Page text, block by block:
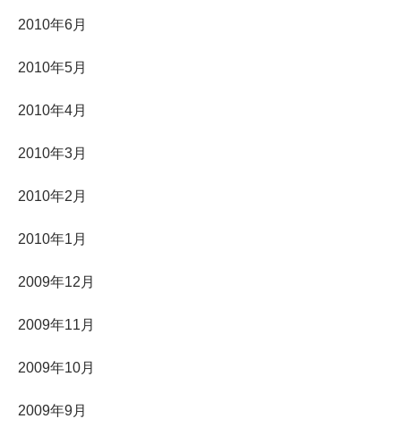
2010年6月
2010年5月
2010年4月
2010年3月
2010年2月
2010年1月
2009年12月
2009年11月
2009年10月
2009年9月